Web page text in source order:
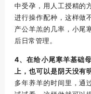
中受孕，用人工授精的
进行操作配种，这样做
产公羊羔的几率，小尾
后日常管理。
4、在给小尾寒羊基础
上，也可以是阴天没有
多年养羊的时间里，通